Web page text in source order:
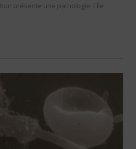
présente une pathologie. Elle